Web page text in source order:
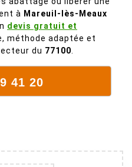
plein de bois
mort. C'est
délicat parce
que c'est un
à Mareuil-lès-Meaux
devis gratuit et
méthode adaptée et
du 77100
41 20